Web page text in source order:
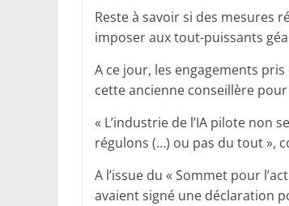
Reste à savoir si des mesures
imposer aux tout-puissants
A ce jour, les engagements
cette ancienne conseillère
« L’industrie de l’IA pilote non
régulons (…) ou pas du tout »,
A l’issue du « Sommet pour
avaient signé une déclaration